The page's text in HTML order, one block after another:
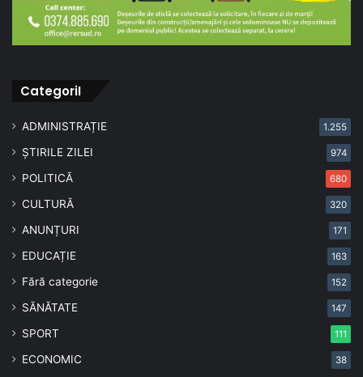
CategoriI
ADMINISTRAȚIE 1.255
ȘTIRILE ZILEI 974
POLITICĂ 680
CULTURĂ 320
ANUNȚURI 171
EDUCAȚIE 163
Fără categorie 152
SĂNĂTATE 147
SPORT 111
ECONOMIC 38